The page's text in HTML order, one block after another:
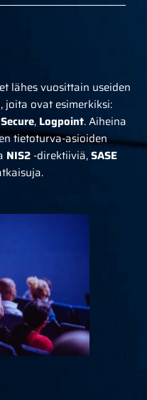
lähes vuosittain useiden
joita ovat esimerkiksi:
, Logpoint. Aiheina
tietoturva-asioiden
NIS2 -direktiiviä,SASE